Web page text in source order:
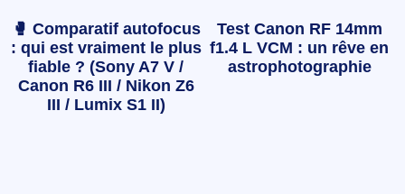
🥊 Comparatif autofocus
: qui est vraiment le plus
fiable ? (Sony A7 V /
Canon R6 III / Nikon Z6
III / Lumix S1 II)
Test Canon RF 14mm
f1.4 L VCM : un rêve en
astrophotographie